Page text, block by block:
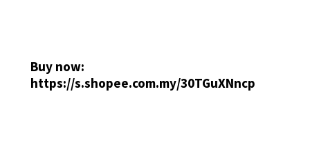
Buy now:
https://s.shopee.com.my/30TGuXNncp